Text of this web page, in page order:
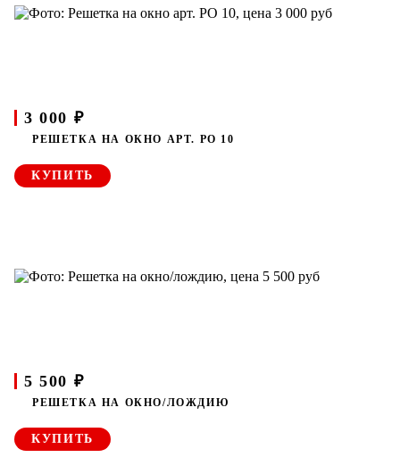
3 000 ₽
РЕШЕТКА НА ОКНО АРТ. РО 10
КУПИТЬ
5 500 ₽
РЕШЕТКА НА ОКНО/ЛОЖДИЮ
КУПИТЬ